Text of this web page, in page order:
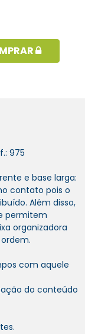
975
e base larga:
contato pois o
Além disso,
permitem
organizadora
com aquele
do conteúdo